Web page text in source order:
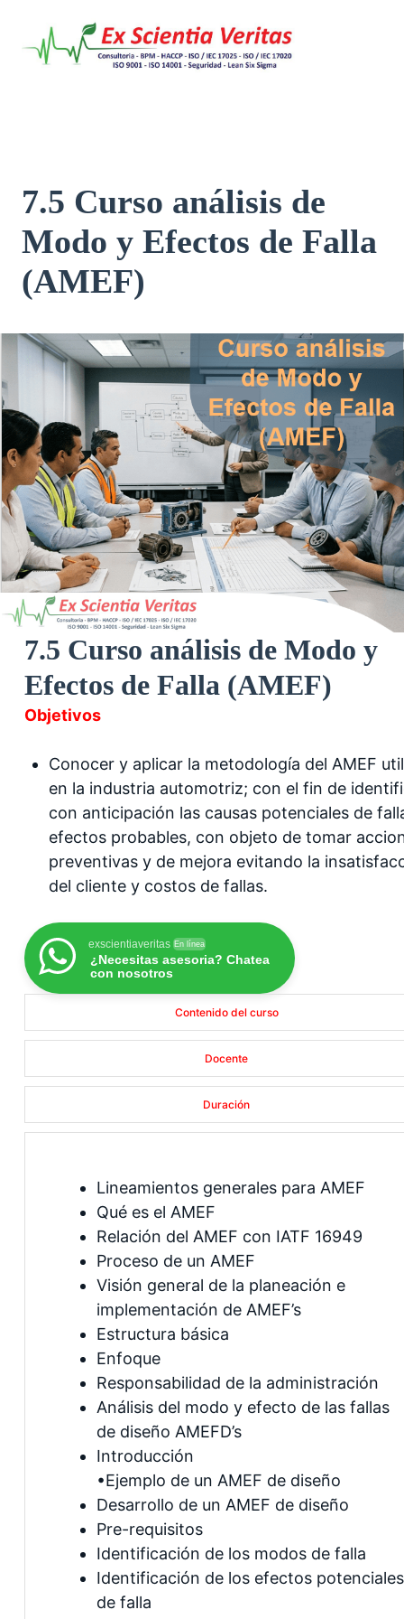
contenido
7.5 Curso análisis de
Modo y Efectos de Falla
(AMEF)
7.5 Curso análisis de Modo y
Efectos de Falla (AMEF)
Objetivos
Conocer y aplicar la metodología del AMEF
en la industria automotriz; con el fin de
con anticipación las causas potenciales de
efectos probables, con objeto de tomar
preventivas y de mejora evitando la
del cliente y costos de fallas.
exscientiaveritas En línea
¿Necesitas asesoria? Chatea
con nosotros
Contenido del curso
Docente
Duración
Lineamientos generales para AMEF
Qué es el AMEF
Relación del AMEF con IATF 16949
Proceso de un AMEF
Visión general de la planeación e
implementación de AMEF’s
Estructura básica
Enfoque
Responsabilidad de la administración
Análisis del modo y efecto de las fallas
de diseño AMEFD’s
Introducción
•Ejemplo de un AMEF de diseño
Desarrollo de un AMEF de diseño
Pre-requisitos
Identificación de los modos de falla
Identificación de los efectos potenciales
de falla